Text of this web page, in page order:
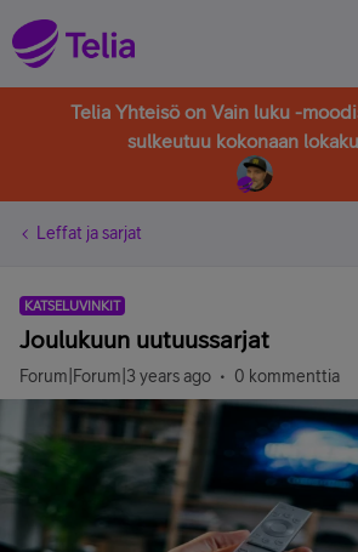
Telia Yhteisö on Vain luku -
sulkeutuu kokonaan
Leffat ja sarjat
KATSELUVINKIT
Joulukuun uutuussarjat
Forum|Forum|3 years ago 0 kommenttia